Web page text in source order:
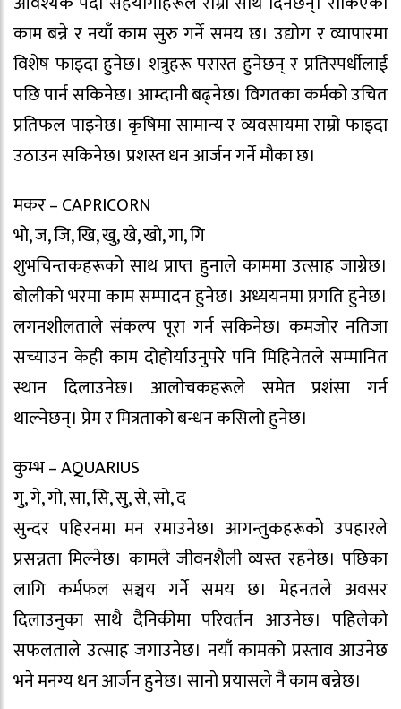
काम बन्ने र नयाँ काम सुरु गर्ने समय छ। उद्योग र व्यापारमा
विशेष फाइदा हुनेछ। शत्रुहरू परास्त हुनेछन् र प्रतिस्पर्धीलाई
पछि पार्न सकिनेछ। आम्दानी बढ्नेछ। विगतका कर्मको उचित
प्रतिफल पाइनेछ। कृषिमा सामान्य र व्यवसायमा राम्रो फाइदा
उठाउन सकिनेछ। प्रशस्त धन आर्जन गर्ने मौका छ।
मकर – CAPRICORN
भो, ज, जि, खि, खु, खे, खो, गा, गि
शुभचिन्तकहरूको साथ प्राप्त हुनाले काममा उत्साह जाग्नेछ।
बाेलीकाे भरमा काम सम्पादन हुनेछ। अध्ययनमा प्रगति हुनेछ।
लगनशीलताले संकल्प पूरा गर्न सकिनेछ। कमजोर नतिजा
सच्याउन केही काम दोहोर्याउनुपरेे पनि मिहिनेतले सम्मानित
स्थान दिलाउनेछ। आलोचकहरूले समेत प्रशंसा गर्न
थाल्नेछन्। प्रेम र मित्रताको बन्धन कसिलो हुनेछ।
कुम्भ – AQUARIUS
गु, गे, गो, सा, सि, सु, से, सो, द
सुन्दर पहिरनमा मन रमाउनेछ। आगन्तुकहरूकाेे उपहारले
प्रसन्नता मिल्नेछ। कामले जीवनशैली व्यस्त रहनेछ। पछिका
लागि कर्मफल सञ्चय गर्ने समय छ। मेहनतले अवसर
दिलाउनुका साथै दैनिकीमा परिवर्तन आउनेछ। पहिलेको
सफलताले उत्साह जगाउनेछ। नयाँ कामको प्रस्ताव आउनेछ
भने मनग्य धन आर्जन हुनेछ। सानाे प्रयासले नै काम बन्नेछ।